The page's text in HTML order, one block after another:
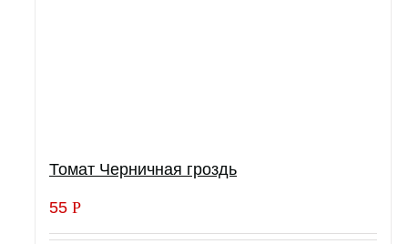
Томат Черничная гроздь
55 Р